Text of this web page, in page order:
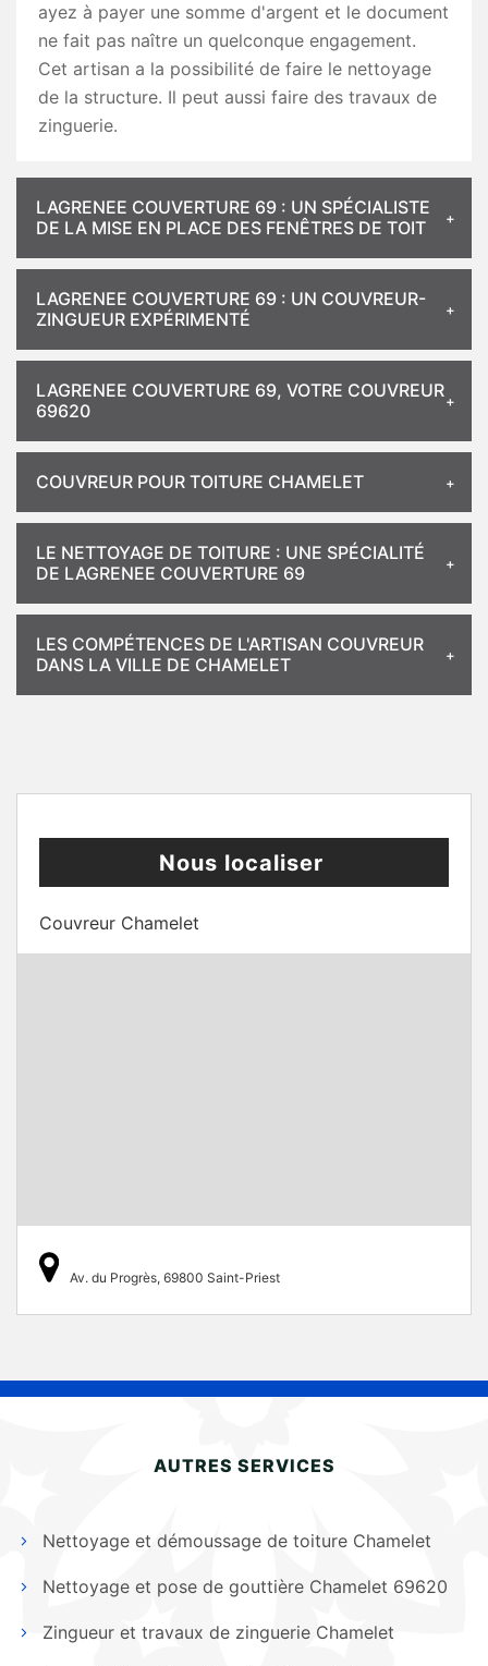
ayez à payer une somme d'argent et le document
ne fait pas naître un quelconque engagement.
Cet artisan a la possibilité de faire le nettoyage
de la structure. Il peut aussi faire des travaux de
zinguerie.
LAGRENEE COUVERTURE 69 : UN SPÉCIALISTE
DE LA MISE EN PLACE DES FENÊTRES DE TOIT
LAGRENEE COUVERTURE 69 : UN COUVREUR-
ZINGUEUR EXPÉRIMENTÉ
LAGRENEE COUVERTURE 69, VOTRE COUVREUR
69620
COUVREUR POUR TOITURE CHAMELET
LE NETTOYAGE DE TOITURE : UNE SPÉCIALITÉ
DE LAGRENEE COUVERTURE 69
LES COMPÉTENCES DE L'ARTISAN COUVREUR
DANS LA VILLE DE CHAMELET
Nous localiser
Couvreur Chamelet
Av. du Progrès, 69800 Saint-Priest
AUTRES SERVICES
Nettoyage et démoussage de toiture Chamelet
Nettoyage et pose de gouttière Chamelet 69620
Zingueur et travaux de zinguerie Chamelet